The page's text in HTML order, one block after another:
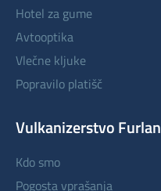
hotel za gume
avtooptika
vlečne kljuke
popravilo platišč
Vulkanizerstvo Furlan
kdo smo
pogosta vprašanja